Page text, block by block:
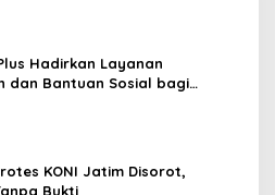
Hadirkan Layanan
dan Bantuan Sosial bagi
KONI Jatim Disorot,
Bukti